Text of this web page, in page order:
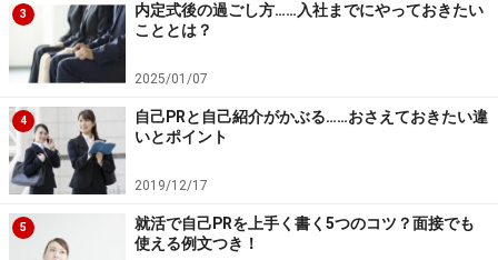
たとえ最終面接が不合格であってもそこま
で気にする必要はない
最終面接は経営者である社長や役員、大企業では人事部
長や事業部長が行う。最終判断の場なので、もちろん
用決裁者からの目線で選考はされるが、本当に自社に入
社したいかの意志確認の場として実施する企業も多い
3
内定式後の過ごし方……入社までにやっておきたい
こととは？
2025/01/07
4
自己PRと自己紹介がかぶる……おさえておきたい違
いとポイント
2019/12/17
5
就活で自己PRを上手く書く5つのコツ？面接でも
使える例文つき！